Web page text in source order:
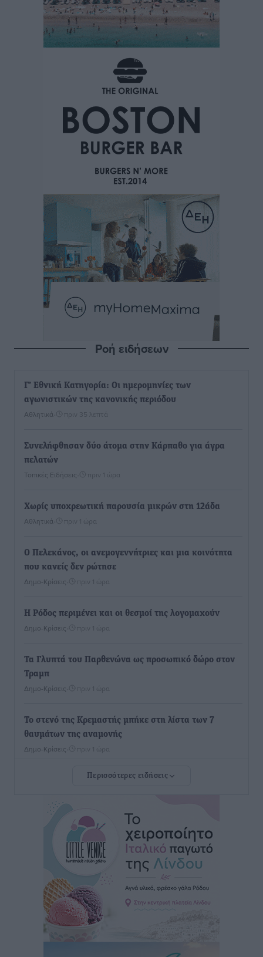
Ροή ειδήσεων
Γ’ Εθνική Κατηγορία: Οι ημερομηνίες των
αγωνιστικών της κανονικής περιόδου
Αθλητικά πριν 35 λεπτά
Συνελήφθησαν δύο άτομα στην Κάρπαθο για άγρα
πελατών
Τοπικές Ειδήσεις πριν 1 ώρα
Χωρίς υποχρεωτική παρουσία μικρών στη 12άδα
Αθλητικά πριν 1 ώρα
Ο Πελεκάνος, οι ανεμογεννήτριες και μια κοινότητα
που κανείς δεν ρώτησε
Δημο-Κρίσεις πριν 1 ώρα
Η Ρόδος περιμένει και οι θεσμοί της λογομαχούν
Δημο-Κρίσεις πριν 1 ώρα
Τα Γλυπτά του Παρθενώνα ως προσωπικό δώρο στον
Τραμπ
Δημο-Κρίσεις πριν 1 ώρα
Το στενό της Κρεμαστής μπήκε στη λίστα των 7
θαυμάτων της αναμονής
Δημο-Κρίσεις πριν 1 ώρα
ΣΕΤΕ: Σημαντική θεσμική εξέλιξη η ΚΥΑ για το ΕΧΠ
Ειδήσεις πριν 2 ώρες
Γ. Χατζημάρκος: “Δύο μεγάλες δεσμεύσεις
Γεωργιάδη” – Κίνητρα για τους γιατρούς των νησιών
και συνεργασία Ρόδου με το Αττικόν για το
Ακτινοθεραπευτικό
Τοπικές Ειδήσεις• πριν 2 ώρες
Σούπερ μάρκετ: Διευρύνεται η εθνική πρωτοβουλία
για τις τιμές – Eρχονται νέες συμμετοχές εταιρειών
Περισσότερες ειδήσεις